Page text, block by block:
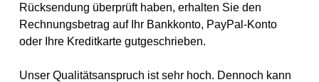
Rücksendung überprüft haben, erhalten Sie den
Rechnungsbetrag auf Ihr Bankkonto, PayPal-Konto
oder Ihre Kreditkarte gutgeschrieben.
Unser Qualitätsanspruch ist sehr hoch. Dennoch kann